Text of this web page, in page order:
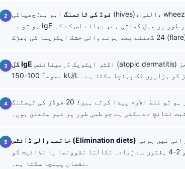
فوڈ کی ٹائمنگ اہم ہے: چھپاکی (hives)، الٹی، wheeze، یا سوجن اگر 5 منٹ سے 2 گھنٹے کے اندر
ہو تو یہ IgE کے ذریعے ہونے والی الرجی سے زیادہ بہتر طور پر میل کھاتی ہے، بجائے اس کے کہ
کل IgE
جب تاریخ (ہسٹری) کمزور ہو تو غلط الارم پیدا کرتے ہیں؛ 20 فوڈز کی ٹیسٹنگ
خاتمے والی ڈائٹس (Elimination diets)
چاہیے؛ بچوں میں دودھ، انڈہ، یا گندم کو 2-4 ہفتوں سے زیادہ نکالنا نشوونما یا غذائیت کو
نقصان پہنچا سکتا ہے۔.